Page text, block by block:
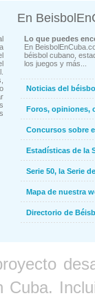
En
Lo que puedes
En
béisbol cubano,
los juegos y más...
Noticias del
Foros, opiniones,
Concursos sobre
Estadísticas de la
Serie 50, la Serie
Mapa de nuestra
Directorio de
Cuba.